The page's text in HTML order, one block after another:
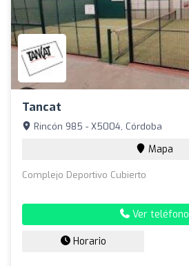
Tancat
Rincón 985 - X5004, Córdoba
Mapa
Complejo Deportivo Cubierto
Ver teléfono
Horario